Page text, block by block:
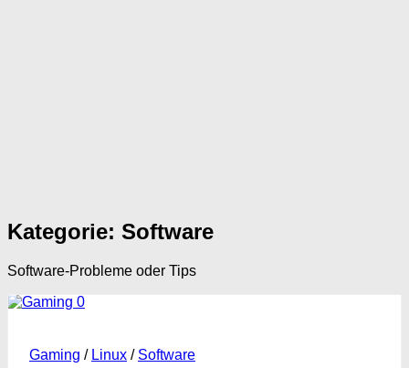
Kategorie: Software
Software-Probleme oder Tips
0
Gaming / Linux / Software